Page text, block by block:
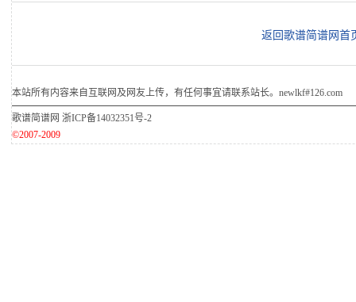
返回歌谱简谱网首
本站所有内容来自互联网及网友上传，有任何事宜请联系站长。newlkf#126.com
歌谱简谱网 浙ICP备14032351号-2
©2007-2009